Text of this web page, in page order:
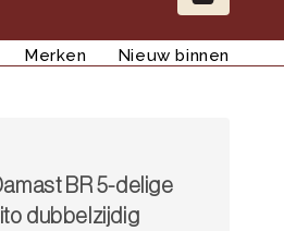
Merken Nieuw binnen
BR 5-delige
dubbelzijdig